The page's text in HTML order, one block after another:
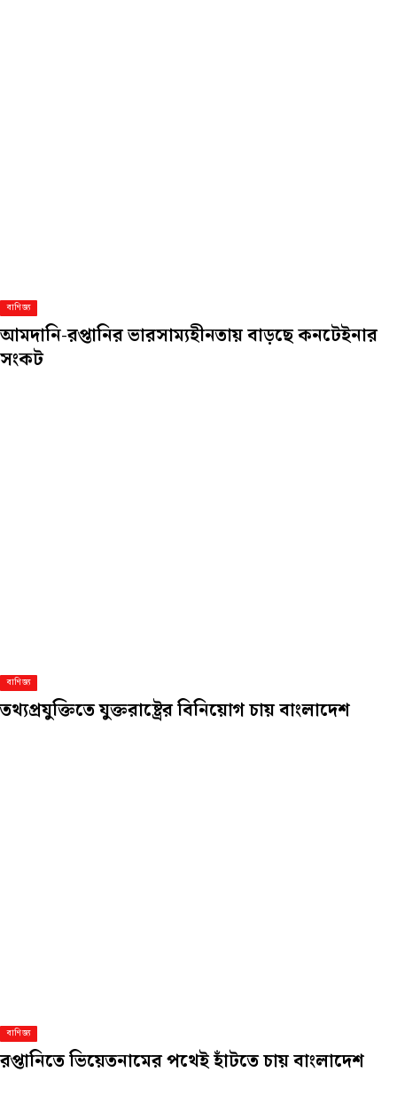
বাণিজ্য
আমদানি-রপ্তানির ভারসাম্যহীনতায় বাড়ছে কনটেইনার
সংকট
বাণিজ্য
তথ্যপ্রযুক্তিতে যুক্তরাষ্ট্রের বিনিয়োগ চায় বাংলাদেশ
বাণিজ্য
রপ্তানিতে ভিয়েতনামের পথেই হাঁটতে চায় বাংলাদেশ